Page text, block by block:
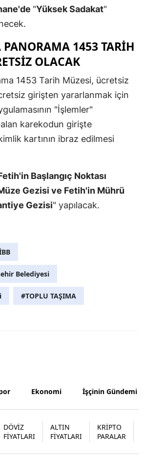
İstanbul
Kars
Kayseri
Kırşehir
Kocaeli
Niğde
Rize
Sakarya
"Yüksek Sadakat"
1453 TARİH
OLACAK
1453 Tarih Müzesi, ücretsiz
girişten yararlanmak için
"İşlemler"
karekodun girişte
kartının ibraz edilmesi
Başlangıç Noktası
Gezisi ve Fetih'in Mührü
Gezisi" yapılacak.
Belediyesi
#TOPLU TAŞIMA
Ekonomi İşçinin Gündemi
DÖVİZ
FİYATLARI
ALTIN
FİYATLARI
KRİPTO
PARALAR